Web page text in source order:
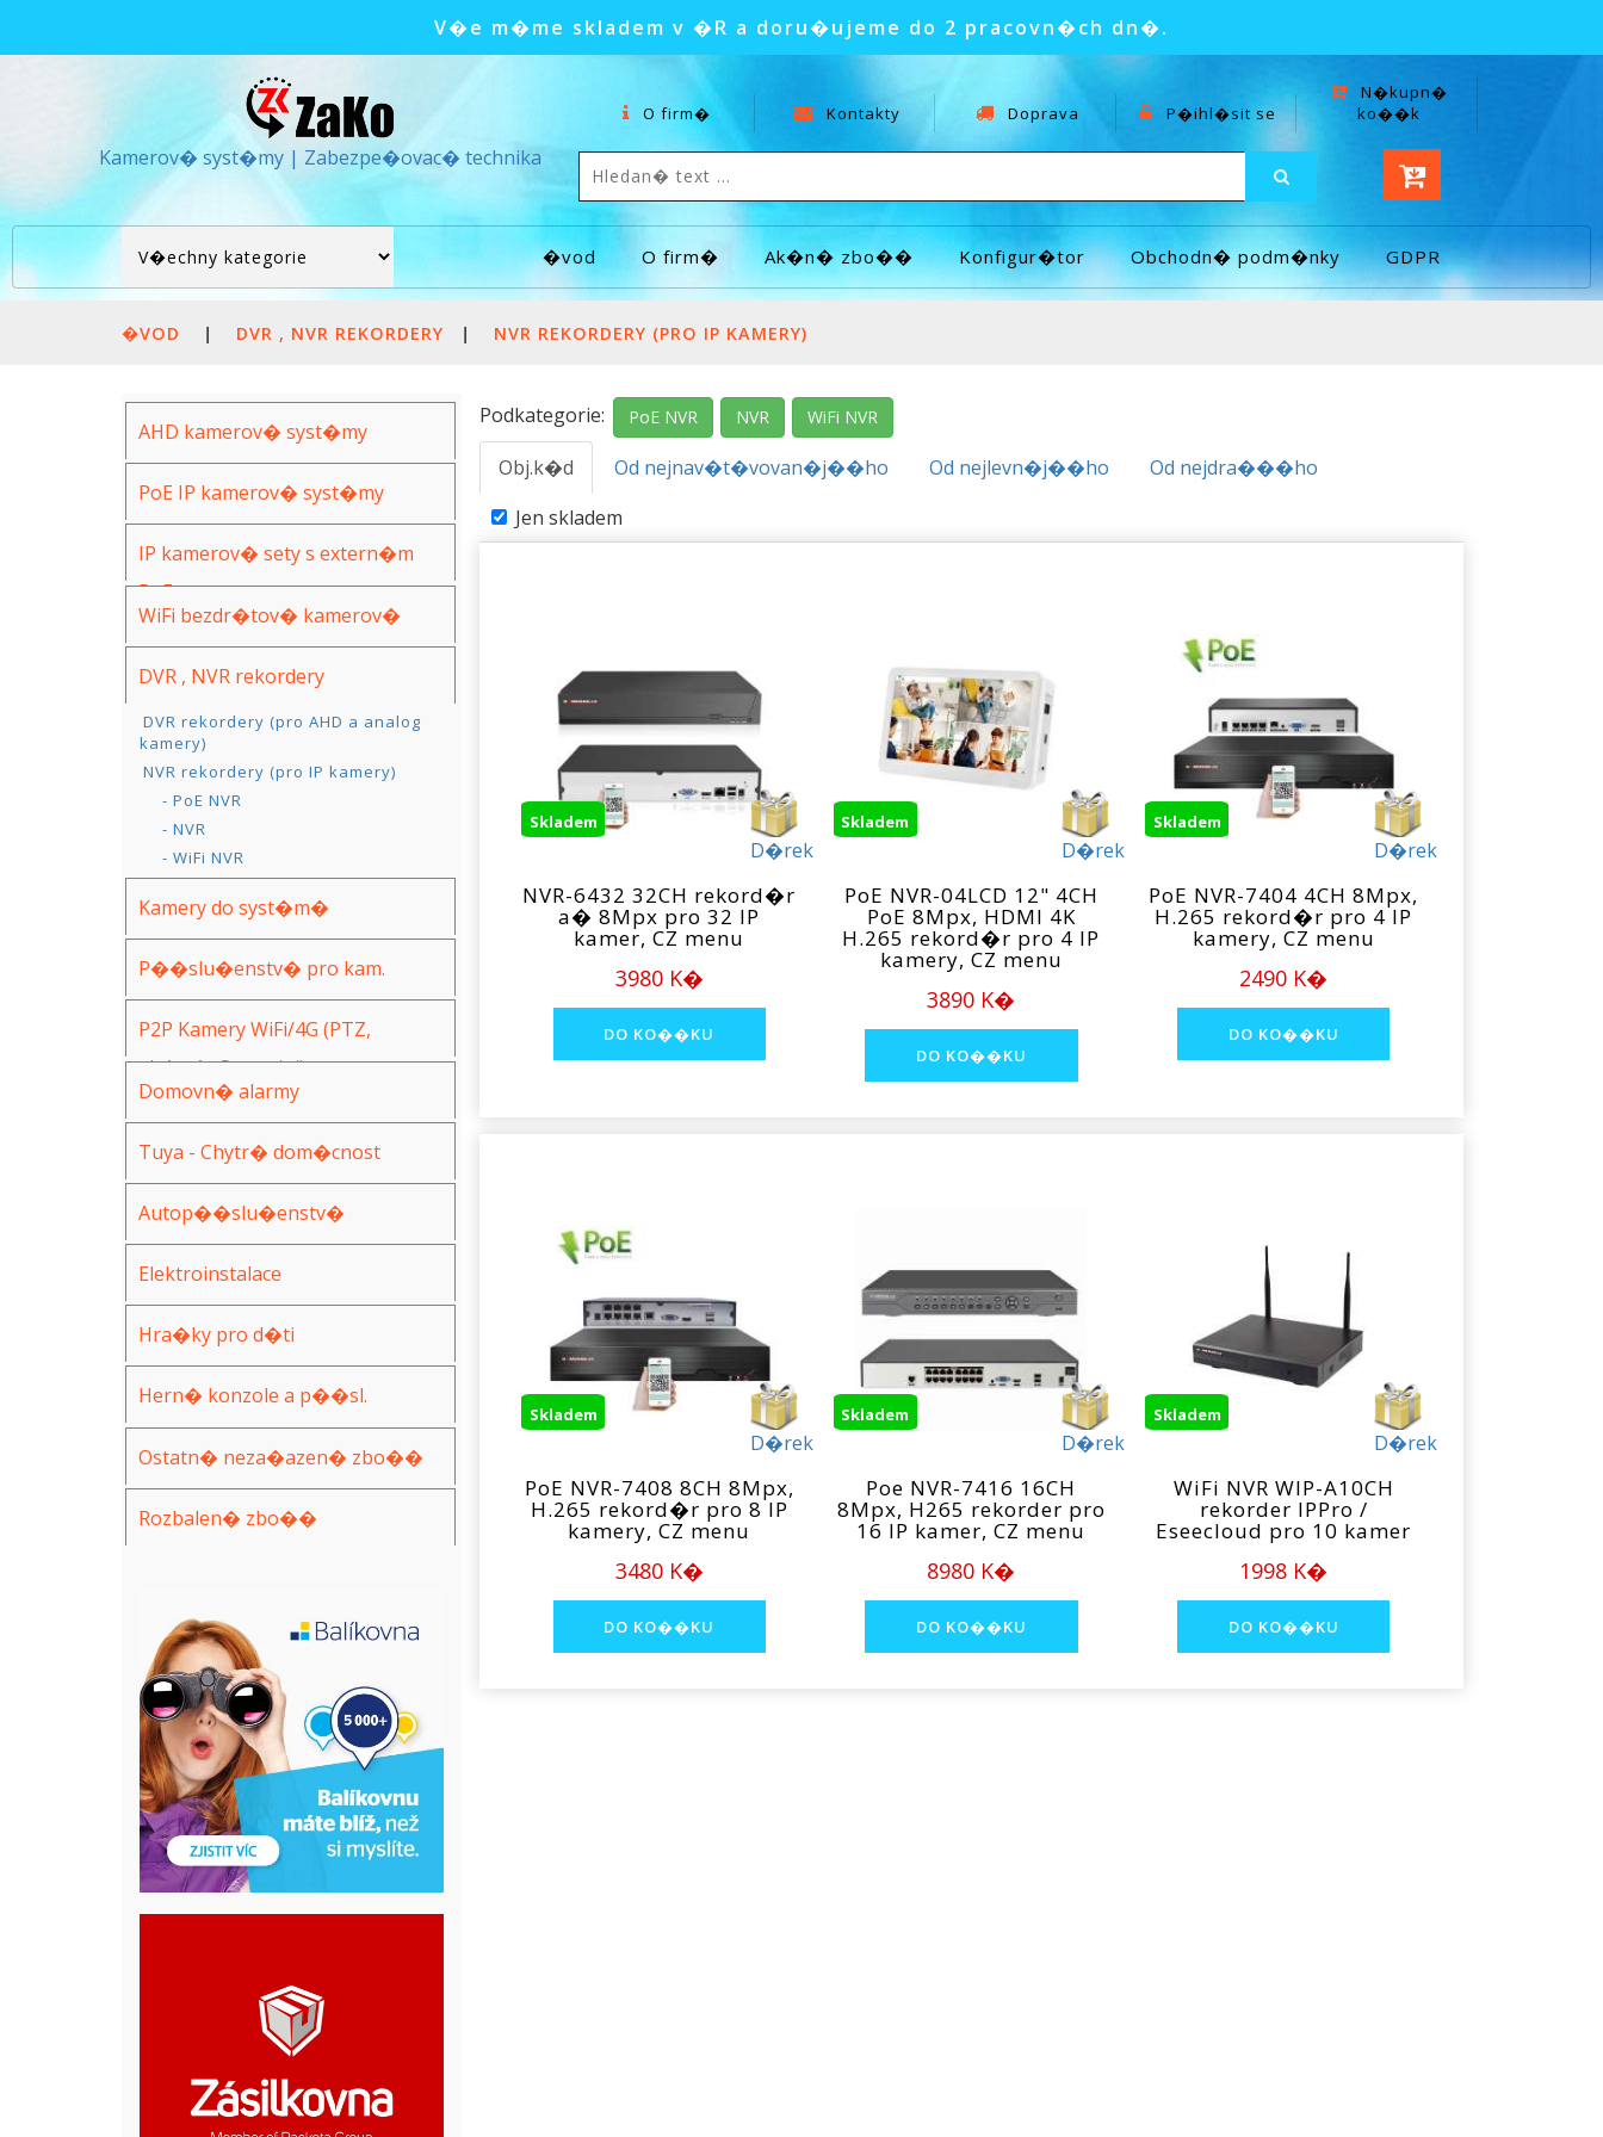
V�e m�me skladem v �R a doru�ujeme do 2 pracovn�ch dn�.
Kamerov� syst�my | Zabezpe�ovac� technika
O firm� Kontakty Doprava P�ihl�sit se
N�kupn�
ko��k
�vod O firm� Ak�n� zbo�� Konfigur�tor Obchodn� podm�nky GDPR
�VOD | DVR , NVR REKORDERY | NVR REKORDERY (PRO IP KAMERY)
AHD kamerov� syst�my
PoE IP kamerov� syst�my
IP kamerov� sety s extern�m
PoE
WiFi bezdr�tov� kamerov�
syst�my
DVR , NVR rekordery
DVR rekordery (pro AHD a analog
kamery)
NVR rekordery (pro IP kamery)
- PoE NVR
- NVR
- WiFi NVR
Kamery do syst�m�
(AHD,IP,WiFi)
P��slu�enstv� pro kam.
syst�my
P2P Kamery WiFi/4G (PTZ,
ak�n�, Spy, mini)
Domovn� alarmy
Tuya - Chytr� dom�cnost
Autop��slu�enstv�
Elektroinstalace
Hra�ky pro d�ti
Hern� konzole a p��sl.
Ostatn� neza�azen� zbo��
Rozbalen� zbo��
Podkategorie: PoE NVR NVR WiFi NVR
Obj.k�d Od nejnav�t�vovan�j��ho Od nejlevn�j��ho
Od nejdra���ho
Jen skladem
D�rek
Skladem
NVR-6432 32CH rekord�r
a� 8Mpx pro 32 IP
kamer, CZ menu
3980 K�
D�rek
Skladem
PoE NVR-04LCD 12" 4CH
PoE 8Mpx, HDMI 4K
H.265 rekord�r pro 4 IP
kamery, CZ menu
3890 K�
D�rek
Skladem
PoE NVR-7404 4CH 8Mpx,
H.265 rekord�r pro 4 IP
kamery, CZ menu
2490 K�
D�rek
Skladem
PoE NVR-7408 8CH 8Mpx,
H.265 rekord�r pro 8 IP
kamery, CZ menu
3480 K�
D�rek
Skladem
Poe NVR-7416 16CH
8Mpx, H265 rekorder pro
16 IP kamer, CZ menu
8980 K�
D�rek
Skladem
WiFi NVR WIP-A10CH
rekorder IPPro /
Eseecloud pro 10 kamer
1998 K�